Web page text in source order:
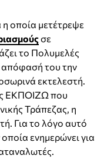
οποία μετέτρεψε
σε
το Πολυμελές
απόφασή του την
εκτελεστή.
ΕΚΠΟΙΖΩ που
Τράπεζας, η
Για το λόγο αυτό
ενημερώνει για